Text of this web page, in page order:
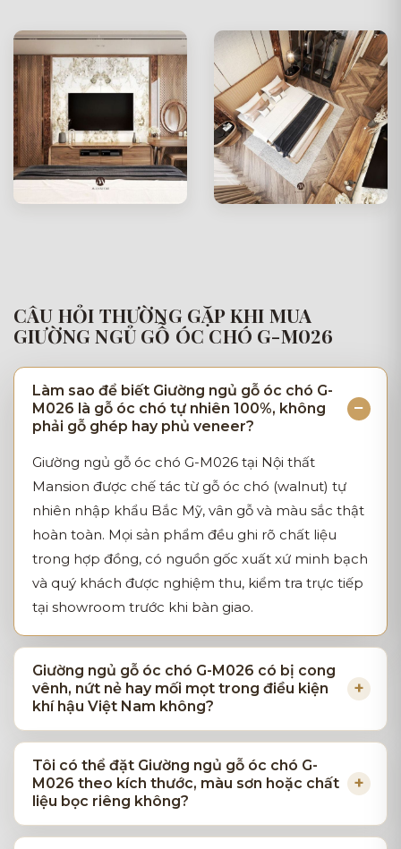
CÂU HỎI THƯỜNG GẶP KHI MUA
GIƯỜNG NGỦ GỖ ÓC CHÓ G-M026
Làm sao để biết Giường ngủ gỗ óc chó G-
M026 là gỗ óc chó tự nhiên 100%, không
phải gỗ ghép hay phủ veneer?
Giường ngủ gỗ óc chó G-M026 tại Nội thất
Mansion được chế tác từ gỗ óc chó (walnut) tự
nhiên nhập khẩu Bắc Mỹ, vân gỗ và màu sắc thật
hoàn toàn. Mọi sản phẩm đều ghi rõ chất liệu
trong hợp đồng, có nguồn gốc xuất xứ minh bạch
và quý khách được nghiệm thu, kiểm tra trực tiếp
tại showroom trước khi bàn giao.
Giường ngủ gỗ óc chó G-M026 có bị cong
vênh, nứt nẻ hay mối mọt trong điều kiện
khí hậu Việt Nam không?
Tôi có thể đặt Giường ngủ gỗ óc chó G-
M026 theo kích thước, màu sơn hoặc chất
liệu bọc riêng không?